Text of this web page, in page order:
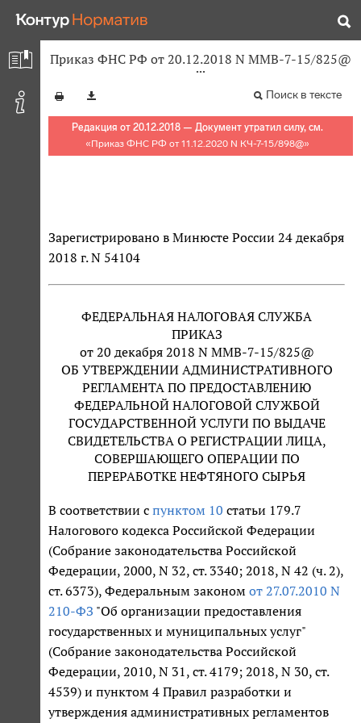
Приказ ФНС РФ от 20.12.2018 N ММВ-7-15/825@
Поиск в тексте
Редакция от 20.12.2018 — Документ утратил силу, см.
«Приказ ФНС РФ от 11.12.2020 N КЧ-7-15/898@»
Зарегистрировано в Минюсте России 24 декабря
2018 г. N 54104
ФЕДЕРАЛЬНАЯ НАЛОГОВАЯ СЛУЖБА
ПРИКАЗ
от 20 декабря 2018 N ММВ-7-15/825@
ОБ УТВЕРЖДЕНИИ АДМИНИСТРАТИВНОГО
РЕГЛАМЕНТА ПО ПРЕДОСТАВЛЕНИЮ
ФЕДЕРАЛЬНОЙ НАЛОГОВОЙ СЛУЖБОЙ
ГОСУДАРСТВЕННОЙ УСЛУГИ ПО ВЫДАЧЕ
СВИДЕТЕЛЬСТВА О РЕГИСТРАЦИИ ЛИЦА,
СОВЕРШАЮЩЕГО ОПЕРАЦИИ ПО
ПЕРЕРАБОТКЕ НЕФТЯНОГО СЫРЬЯ
В соответствии с пунктом 10 статьи 179.7
Налогового кодекса Российской Федерации
(Собрание законодательства Российской
Федерации, 2000, N 32, ст. 3340; 2018, N 42 (ч. 2),
ст. 6373), Федеральным законом от 27.07.2010 N
210-ФЗ "Об организации предоставления
государственных и муниципальных услуг"
(Собрание законодательства Российской
Федерации, 2010, N 31, ст. 4179; 2018, N 30, ст.
4539) и пунктом 4 Правил разработки и
утверждения административных регламентов